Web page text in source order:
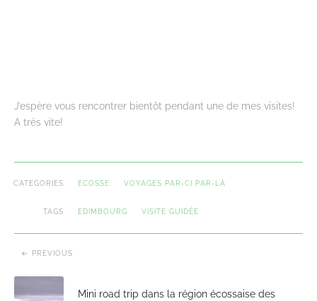
J’espère vous rencontrer bientôt pendant une de mes visites!
A très vite!
CATEGORIES ECOSSE VOYAGES PAR-CI PAR-LÀ
TAGS EDIMBOURG VISITE GUIDÉE
PREVIOUS
Mini road trip dans la région écossaise des